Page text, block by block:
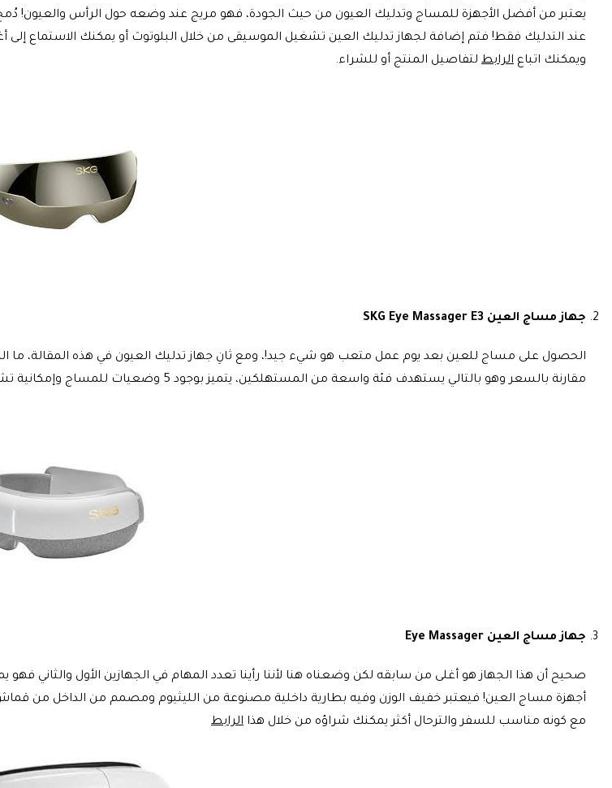
عند التدليك فقط! فتم إضافة لجهاز تدليك العين تشغيل الموسيقى من خلال البلوتوث أو يمكنك الاستماع إلى
ويمكنك اتباع الرابط لتفاصيل المنتج أو للشراء.
جهاز مساج العين SKG Eye Massager E3
الحصول على مساج للعين بعد يوم عمل متعب هو شيء جيد!، ومع ثانِ جهاز تدليك العيون في هذه المقالة، ما
مقارنة بالسعر وهو بالتالي يستهدف فئة واسعة من المستهلكين، يتميز بوجود 5 وضعيات للمساج وإمكانية تشغيل الصوتيات! للشراء يمكنك زيارة
جهاز مساج العين Eye Massager
أجهزة مساج العين! فيعتبر خفيف الوزن وفيه بطارية داخلية مصنوعة من الليثيوم ومصمم من الداخل من
مع كونه مناسب للسفر والترحال أكثر يمكنك شراؤه من خلال هذا الرابط